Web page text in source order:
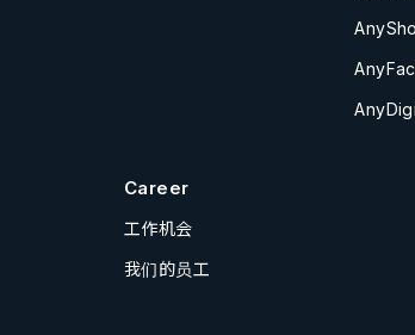
Career
工作机会
我们的员工